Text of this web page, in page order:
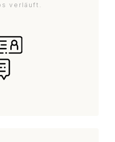
verläuft.